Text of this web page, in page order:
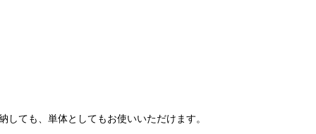
ても、単体としてもお使いいただけます。